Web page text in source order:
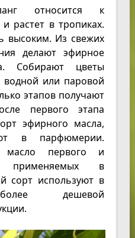
относится к
растет в тропиках.
высоким. Из свежих
делают эфирное
Собирают цветы
или паровой
этапов получают
первого этапа
эфирного масла,
в парфюмерии.
масло первого и
применяемых в
сорт используют в
дешевой